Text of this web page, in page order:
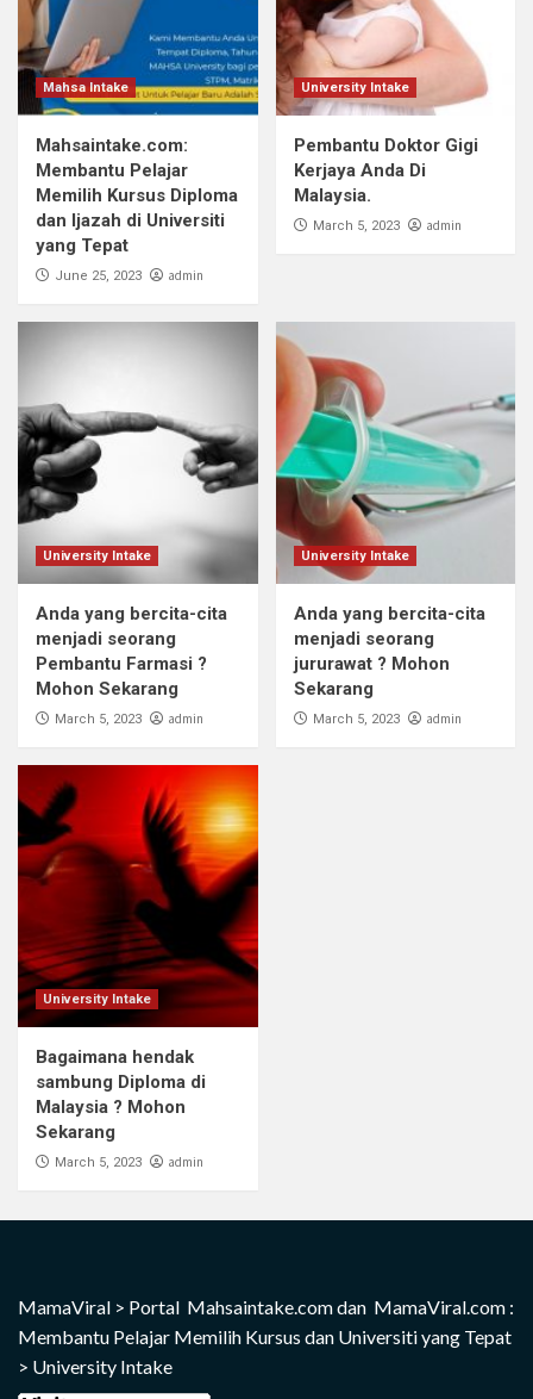
Mahsa Intake
Mahsaintake.com:
Membantu Pelajar
Memilih Kursus Diploma
dan Ijazah di Universiti
yang Tepat
June 25, 2023 admin
University Intake
Pembantu Doktor Gigi
Kerjaya Anda Di
Malaysia.
March 5, 2023 admin
University Intake
Anda yang bercita-cita
menjadi seorang
Pembantu Farmasi ?
Mohon Sekarang
March 5, 2023 admin
University Intake
Anda yang bercita-cita
menjadi seorang
jururawat ? Mohon
Sekarang
March 5, 2023 admin
University Intake
Bagaimana hendak
sambung Diploma di
Malaysia ? Mohon
Sekarang
March 5, 2023 admin
MamaViral > Portal Mahsaintake.com dan MamaViral.com :
Membantu Pelajar Memilih Kursus dan Universiti yang Tepat
> University Intake